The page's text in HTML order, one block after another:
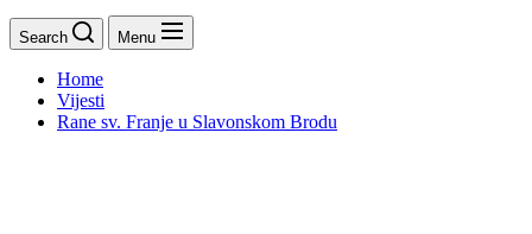
Search Menu
Home
Vijesti
Rane sv. Franje u Slavonskom Brodu